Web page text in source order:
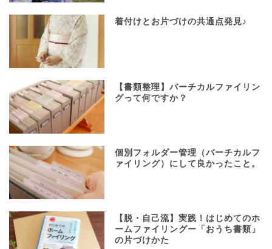
着付けとお片づけの共通点発見♪
【書類整理】バーチカルファイリン
グって何ですか？
個別フォルダー管理（バーチカルフ
ァイリング）にして良かったこと。
【脱・自己流】実践！はじめてのホ
ームファイリングー「おうち書類」
の片づけかた